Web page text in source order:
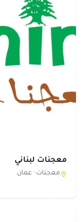
معجنات لبناني
معجنات · عمان